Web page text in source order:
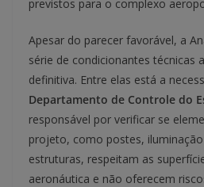
previstos para o complexo
Apesar do parecer favorável, a
série de condicionantes técnicas
definitiva. Entre elas está a
Departamento de Controle do
responsável por verificar se
projeto, como postes,
estruturas, respeitam as
aeronáutica e não oferecem